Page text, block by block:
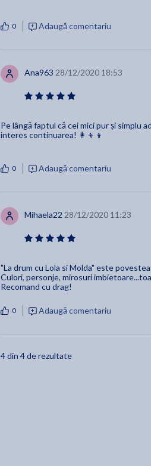
0 Adaugă comentariu
Ana963 28/12/2020 18:53
Pe lângă faptul că cei mici pur și simplu
interes continuarea! 👩‍👦‍👦
0 Adaugă comentariu
Mihaela22 28/12/2020 11:23
"La drum cu Lola si Molda" este
Culori, personje, mirosuri
Recomand cu drag!
0 Adaugă comentariu
4 din 4 de rezultate